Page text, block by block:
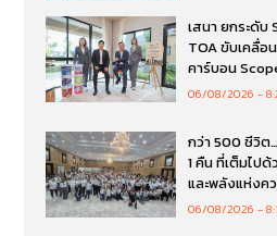
เสนา ยกระดับ
TOA ขับเคลื่อ
คาร์บอน
06/08/2026
กว่า 500 ชีวิต
1 คืน ที่เต็มไป
และพลังแห่งค
06/08/2026